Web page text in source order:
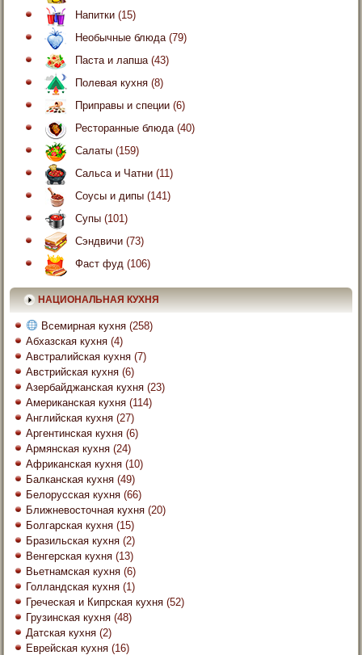
Напитки (15)
Необычные блюда(79)
Паста и лапша(43)
Полевая кухня (8)
Приправы и специи (6)
Ресторанные блюда(40)
Салаты (159)
Сальса и Чатни (11)
Соусы и дипы (141)
Супы (101)
Сэндвичи (73)
Фаст фуд (106)
НАЦИОНАЛЬНАЯ КУХНЯ
Всемирная кухня (258)
Абхазская кухня (4)
Австралийская кухня (7)
Австрийская кухня (6)
Азербайджанская кухня (23)
Американская кухня (114)
Английская кухня (27)
Аргентинская кухня (6)
Армянская кухня (24)
Африканская кухня (10)
Балканская кухня (49)
Белорусская кухня (66)
Ближневосточная кухня (20)
Болгарская кухня (15)
Бразильская кухня (2)
Венгерская кухня (13)
Вьетнамская кухня (6)
Голландская кухня (1)
Греческая и Кипрская кухня (52)
Грузинская кухня (48)
Датская кухня (2)
Еврейская кухня (16)